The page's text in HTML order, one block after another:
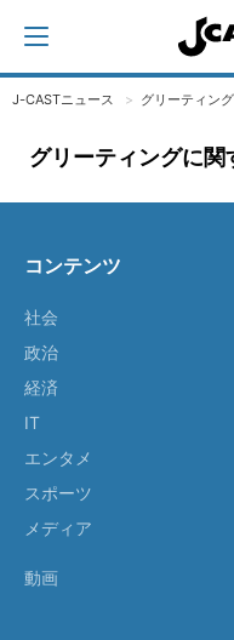
J-CASTニュース グリーティン
グリーティングに関
コンテンツ
社会
政治
経済
IT
エンタメ
スポーツ
メディア
動画